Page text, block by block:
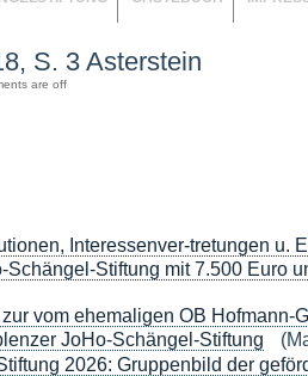
S. 3 Asterstein
are off
Interessenver-tretungen u.
Schängel-Stiftung mit 7.500 Euro
vom ehemaligen OB Hofmann-
JoHo-Schängel-Stiftung
2026: Gruppenbild der